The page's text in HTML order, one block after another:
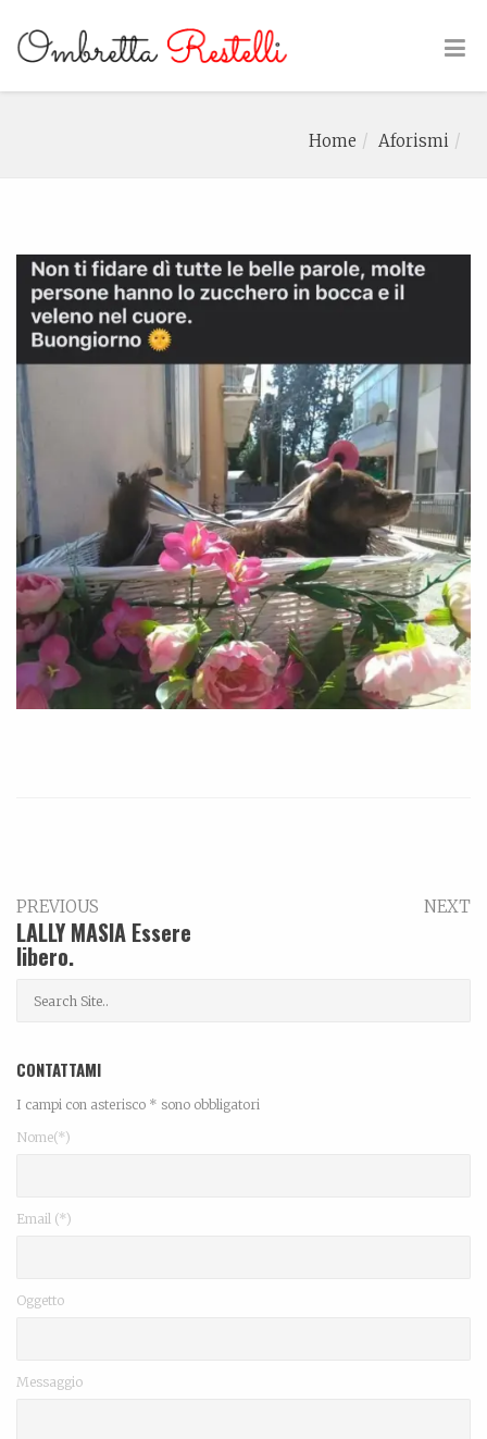
Home Aforismi
PREVIOUS
LALLY MASIA Essere
libero.
NEXT
CONTATTAMI
I campi con asterisco * sono obbligatori
Nome(*)
Email (*)
Oggetto
Messaggio